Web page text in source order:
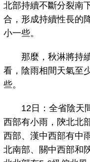
北部持續不斷分裂南
合，形成持續性長的
小一些。
那麼，秋淋將持續
看，陰雨相間天氣至
些。
12日：全省陰天間
西部有小雨，陝北北
西部、漢中西部有中
北南部、關中西部和